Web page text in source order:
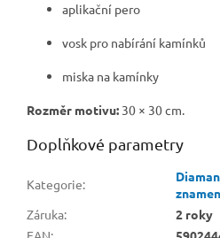
aplikační pero
vosk pro nabírání kamínků
miska na kamínky
Rozměr motivu: 30 × 30 cm.
Doplňkové parametry
Kategorie:
Záruka:
2 roky